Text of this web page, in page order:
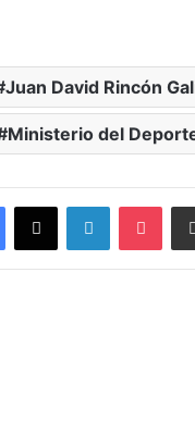
Juan David Rincón
Ministerio del